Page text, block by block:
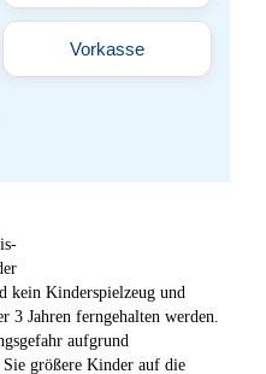
Vorkasse
kein Kinderspielzeug und
Jahren ferngehalten werden.
aufgrund
größere Kinder auf die